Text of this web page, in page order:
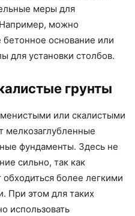
меры для
можно
бетонное основание или
для установки столбов.
грунты
или скалистыми
мелкозаглубленные
фундаменты. Здесь не
сильно, так как
обходиться более легкими
При этом для таких
использовать